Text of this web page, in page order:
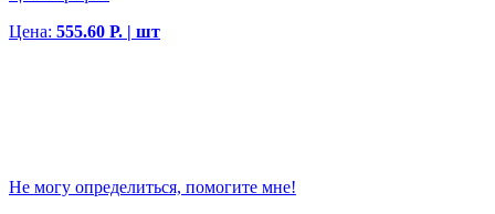
Цена: 555.60 Р. | шт
Не могу определиться, помогите мне!